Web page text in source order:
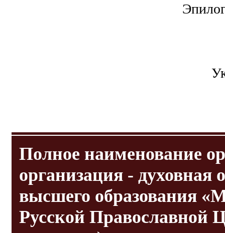
Полное наименование
организация - духовная
высшего образования
Русской Православной